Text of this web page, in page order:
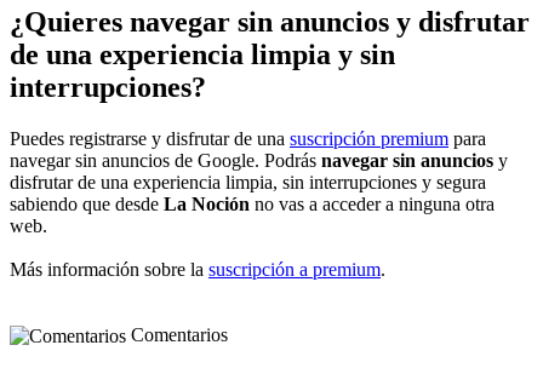
¿Quieres navegar sin anuncios y disfrutar
de una experiencia limpia y sin
interrupciones?
Puedes registrarse y disfrutar de una suscripción premium para
navegar sin anuncios de Google. Podrás navegar sin anuncios y
disfrutar de una experiencia limpia, sin interrupciones y segura
sabiendo que desde La Noción no vas a acceder a ninguna otra
web.
Más información sobre la suscripción a premium.
Comentarios